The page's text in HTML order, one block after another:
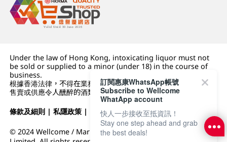
Under the law of Hong Kong, intoxicating liquor must not
be sold or supplied to a minor (under 18) in the course of
business.
根據香港法律，不得在業務過程中，向未成年人 (18 歲以下人士)
售賣或供應令人醺醉的酒類。
條款及細則 |私隱政策 | DFI零售集團
© 2024 Wellcome / Market Place. The Dairy Farm Company
訂閱惠康WhatsApp帳號
Subscribe to Wellcome
WhatApp account
快人一步接收至抵資訊！
Stay one step ahead and grab
the best deals!